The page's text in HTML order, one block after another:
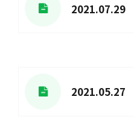
2021.07.29
2021.05.27